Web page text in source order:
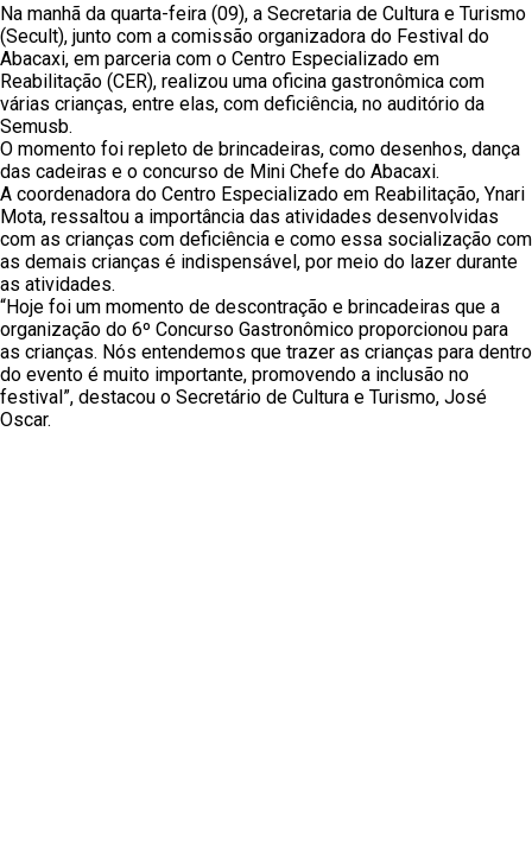
Na manhã da quarta-feira (09), a Secretaria de Cultura e Turismo
(Secult), junto com a comissão organizadora do Festival do
Abacaxi, em parceria com o Centro Especializado em
Reabilitação (CER), realizou uma oficina gastronômica com
várias crianças, entre elas, com deficiência, no auditório da
Semusb.
O momento foi repleto de brincadeiras, como desenhos, dança
das cadeiras e o concurso de Mini Chefe do Abacaxi.
A coordenadora do Centro Especializado em Reabilitação, Ynari
Mota, ressaltou a importância das atividades desenvolvidas
com as crianças com deficiência e como essa socialização com
as demais crianças é indispensável, por meio do lazer durante
as atividades.
“Hoje foi um momento de descontração e brincadeiras que a
organização do 6º Concurso Gastronômico proporcionou para
as crianças. Nós entendemos que trazer as crianças para dentro
do evento é muito importante, promovendo a inclusão no
festival”, destacou o Secretário de Cultura e Turismo, José
Oscar.